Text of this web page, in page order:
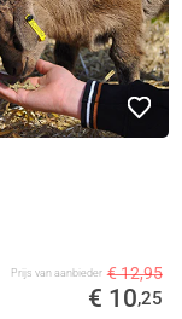
Prijs van aanbieder € 12,95
€ 10,25